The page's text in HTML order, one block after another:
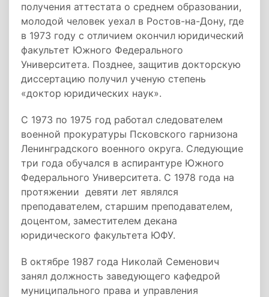
получения аттестата о среднем образовании,
молодой человек уехал в Ростов-на-Дону, где
в 1973 году с отличием окончил юридический
факультет Южного Федерального
Университета. Позднее, защитив докторскую
диссертацию получил ученую степень
«доктор юридических наук».
С 1973 по 1975 год работал следователем
военной прокуратуры Псковского гарнизона
Ленинградского военного округа. Следующие
три года обучался в аспирантуре Южного
Федерального Университета. С 1978 года на
протяжении девяти лет являлся
преподавателем, старшим преподавателем,
доцентом, заместителем декана
юридического факультета ЮФУ.
В октябре 1987 года Николай Семенович
занял должность заведующего кафедрой
муниципального права и управления